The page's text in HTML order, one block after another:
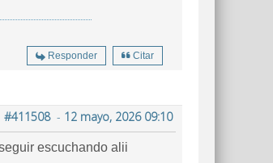
Responder Citar
#411508- 12 mayo, 2026 09:10
escuchando alii